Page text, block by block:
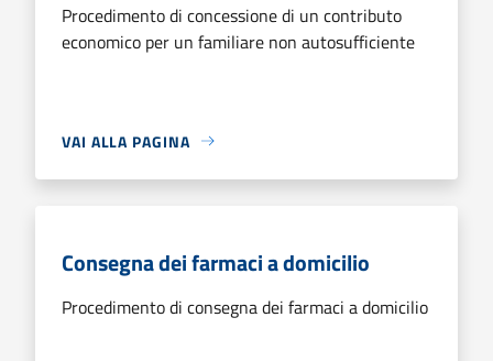
Procedimento di concessione di un contributo
economico per un familiare non autosufficiente
VAI ALLA PAGINA
Consegna dei farmaci a domicilio
Procedimento di consegna dei farmaci a domicilio